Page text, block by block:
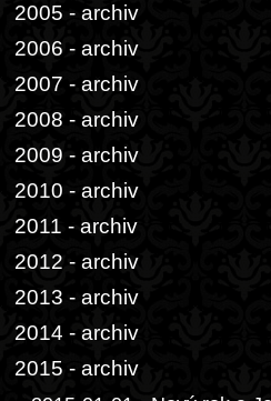
2005 - archiv
2006 - archiv
2007 - archiv
2008 - archiv
2009 - archiv
2010 - archiv
2011 - archiv
2012 - archiv
2013 - archiv
2014 - archiv
2015 - archiv